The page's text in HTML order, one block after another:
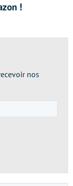
!
nos